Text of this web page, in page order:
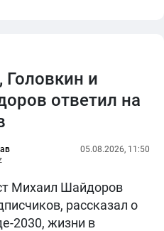
и
ответил на
05.08.2026, 11:50
Михаил Шайдоров
рассказал о
2030, жизни в